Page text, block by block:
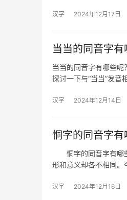
汉字 2024年12月17日
当当的同音字有
当当的同音字有哪些
探讨一下与“当当”发
汉字 2024年12月14日
恫字的同音字有
恫字的同音字有哪
形和意义却各不相同。
汉字 2024年12月16日